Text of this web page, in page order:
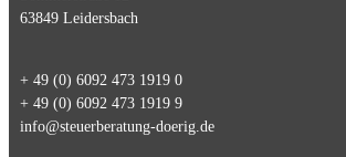
63849 Leidersbach
+ 49 (0) 6092 473 1919 0
+ 49 (0) 6092 473 1919 9
info@steuerberatung-doerig.de